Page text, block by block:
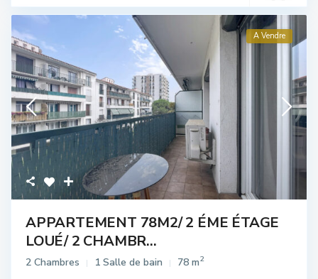
A Vendre
APPARTEMENT 78M2/ 2 ÉME ÉTAGE
LOUÉ/ 2 CHAMBR...
2 Chambres 1 Salle de bain 78 m2